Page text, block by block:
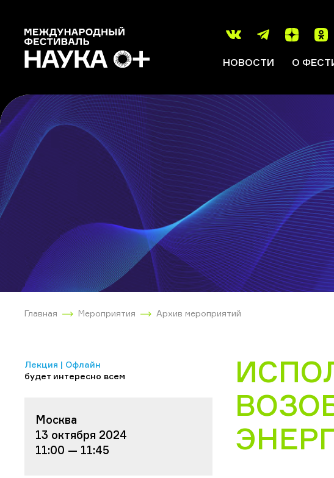
НОВОСТИ О
Главная Мероприятия Архив мероприятий
Лекция | Офлайн
будет интересно всем
Москва
13 октября 2024
11:00 — 11:45